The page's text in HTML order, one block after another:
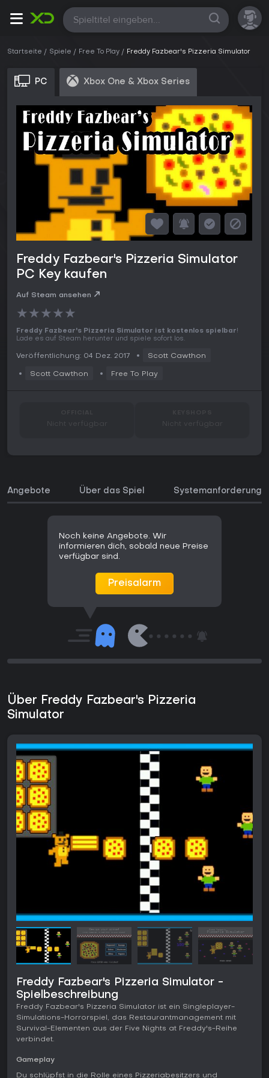
Alle
Startseite Spiele Free To Play Freddy Fazbear's Pizzeria Simulator
PC Xbox One & Xbox Series
Freddy Fazbear's Pizzeria Simulator
PC Key kaufen
Auf Steam ansehen
★★★★★
Freddy Fazbear's Pizzeria Simulator ist kostenlos spielbar!
Lade es auf Steam herunter und spiele sofort los.
Veröffentlichung: 04 Dez. 2017 Scott Cawthon
Scott Cawthon Free To Play
Nicht verfügbar Nicht verfügbar
Angebote Über das Spiel
Noch keine Angebote. Wir
informieren dich, sobald neue Preise
verfügbar sind.
Preisalarm
Über Freddy Fazbear's Pizzeria
Simulator
Freddy Fazbear's Pizzeria Simulator -
Spielbeschreibung
Freddy Fazbear's Pizzeria Simulator ist ein Singleplayer-
Simulations-Horrorspiel, das Restaurantmanagement mit
Survival-Elementen aus der Five Nights at Freddy's-Reihe
verbindet.
Gameplay
Du schlüpfst in die Rolle eines Pizzeriabesitzers und